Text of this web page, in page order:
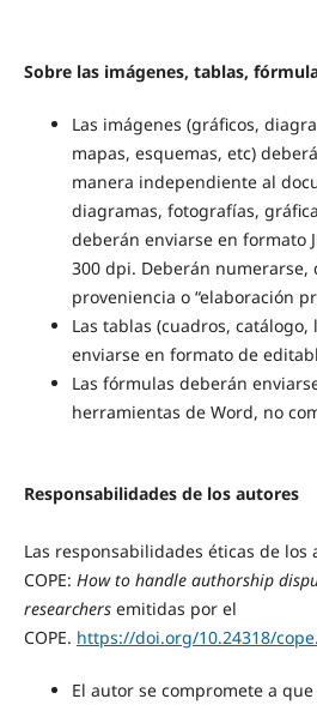
Sobre las imágenes, tablas,
Las imágenes (gráficos,
mapas, esquemas, etc)
manera independiente al
diagramas, fotografías,
deberán enviarse en formato
300 dpi. Deberán
proveniencia o “elaboración
Las tablas (cuadros,
enviarse en formato de
Las fórmulas deberán
herramientas de Word, no
Responsabilidades de los autores
Las responsabilidades éticas de los
COPE: How to handle authorship
researchersemitidas por el
COPE. https://doi.org/10.24318/
El autor se compromete a